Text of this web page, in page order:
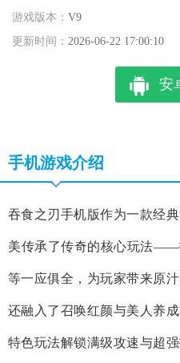
游戏版本： V9
更新时间： 2026-06-22 17:00:10
安
手机游戏介绍
吞食之刃手机版作为一款经
美传承了传奇的核心玩法——
等一应俱全，为玩家带来原
还融入了召唤红颜与美人养
特色玩法解锁满级攻速与超